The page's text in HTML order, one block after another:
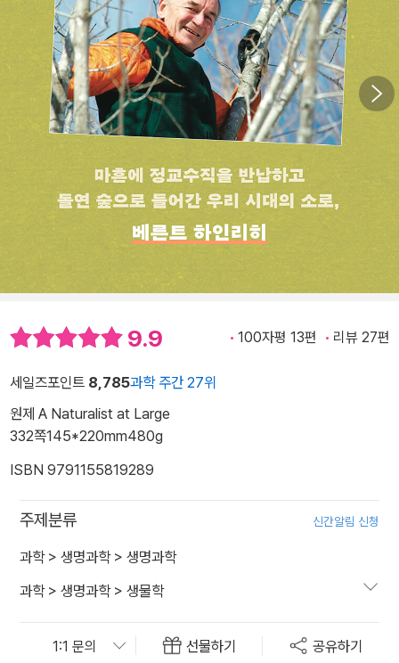
9.9 100자평 13편 리뷰 27편
세일즈포인트 8,785과학 주간 27위
원제 A Naturalist at Large
332쪽145*220mm480g
ISBN 9791155819289
주제분류 신간알림 신청
과학> 생명과학> 생명과학
과학> 생명과학> 생물학
선물하기 공유하기